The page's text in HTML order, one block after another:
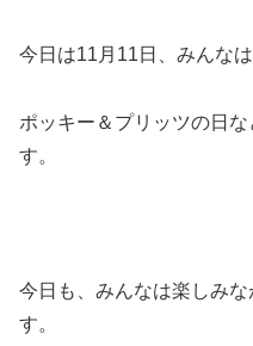
今日は11月11日、みんな
ポッキー＆プリッツの日
す。
今日も、みんなは楽しみ
す。